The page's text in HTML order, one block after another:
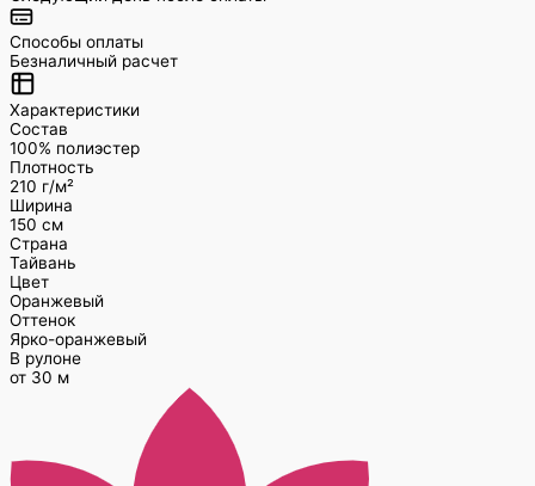
Способы оплаты
Безналичный расчет
Характеристики
Состав
100% полиэстер
Плотность
210 г/м²
Ширина
150 см
Страна
Тайвань
Цвет
Оранжевый
Оттенок
Ярко-оранжевый
В рулоне
от 30 м